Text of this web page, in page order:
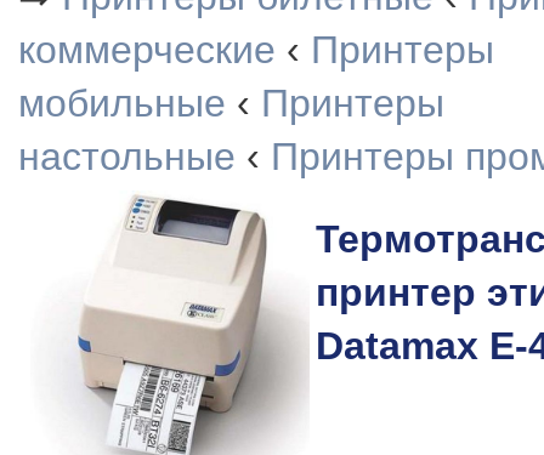
коммерческие ‹ Принтеры
мобильные ‹ Принтеры
настольные ‹ Принтеры
принтер
Datamax E-